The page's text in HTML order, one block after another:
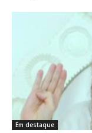
Em destaque